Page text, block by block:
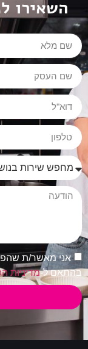
השאירו
אני מאשר/ת
בהתאם ל-מדיניות